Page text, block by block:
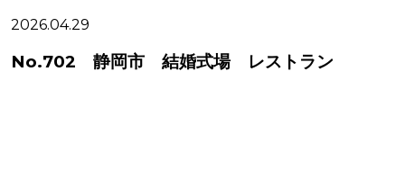
2026.04.29
No.702 静岡市 結婚式場 レストラン